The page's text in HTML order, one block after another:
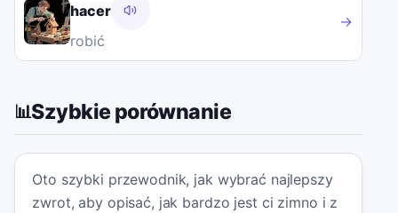
hacer
robić
→
📊Szybkie porównanie
Oto szybki przewodnik, jak wybrać najlepszy
zwrot, aby opisać, jak bardzo jest ci zimno i z